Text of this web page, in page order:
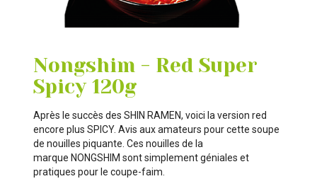
Nongshim - Red Super
Spicy 120g
Après le succès des SHIN RAMEN, voici la version red
encore plus SPICY. Avis aux amateurs pour cette soupe
de nouilles piquante. Ces nouilles de la
marque NONGSHIM sont simplement géniales et
pratiques pour le coupe-faim.